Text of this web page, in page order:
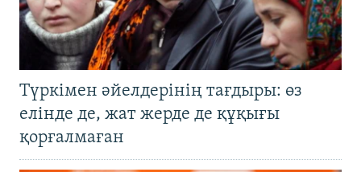
Түркімен әйелдерінің тағдыры: өз
елінде де, жат жерде де құқығы
қорғалмаған